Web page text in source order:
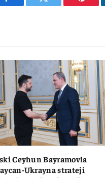
Facebook Twitter
Ceyhun Bayramovla
Ukrayna strateji